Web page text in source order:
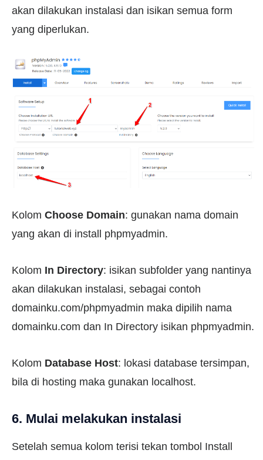
akan dilakukan instalasi dan isikan semua form
yang diperlukan.
Kolom Choose Domain: gunakan nama domain
yang akan di install phpmyadmin.
Kolom In Directory: isikan subfolder yang nantinya
akan dilakukan instalasi, sebagai contoh
domainku.com/phpmyadmin maka dipilih nama
domainku.com dan In Directory isikan phpmyadmin.
Kolom Database Host: lokasi database tersimpan,
bila di hosting maka gunakan localhost.
6. Mulai melakukan instalasi
Setelah semua kolom terisi tekan tombol Install